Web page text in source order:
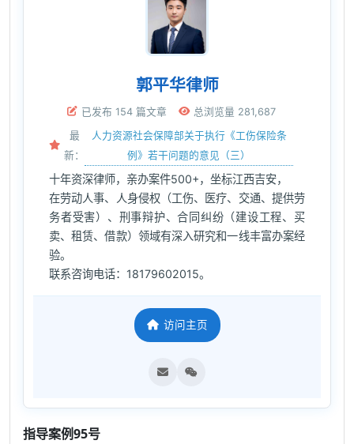
郭平华律师
已发布 154 篇文章 总浏览量 281,687
最
新：
人力资源社会保障部关于执行《工伤保险条
例》若干问题的意见（三）
十年资深律师，亲办案件500+，坐标江西吉安，
在劳动人事、人身侵权（工伤、医疗、交通、提供劳
务者受害）、刑事辩护、合同纠纷（建设工程、买
卖、租赁、借款）领域有深入研究和一线丰富办案经
验。
联系咨询电话：18179602015。
访问主页
指导案例95号